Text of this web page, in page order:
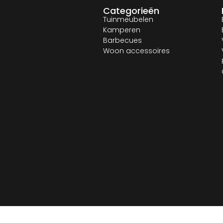
Categorieën
Tuinmeubelen
Kamperen
Barbecues
Woon accessoires